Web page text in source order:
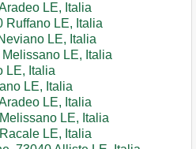
LE, Italia
Ruffano LE, Italia
LE, Italia
LE, Italia
LE, Italia
LE, Italia
LE, Italia
LE, Italia
LE, Italia